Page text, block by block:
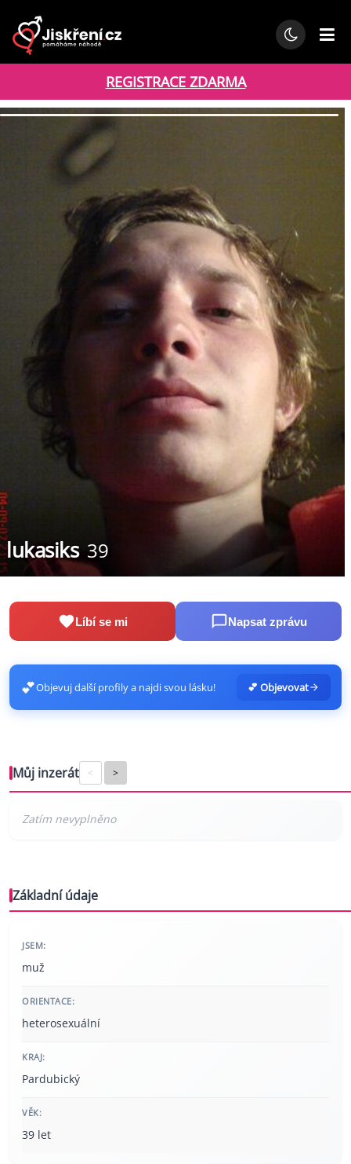
REGISTRACE ZDARMA
lukasiks 39
Líbí se mi Napsat zprávu
💕Objevuj další profily a najdi svou lásku! 💕 Objevovat
Můj inzerát < >
Základní údaje
JSEM:
muž
ORIENTACE:
heterosexuální
KRAJ:
Pardubický
VĚK:
39 let